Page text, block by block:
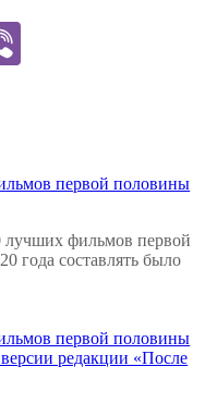
первой половины
лучших фильмов первой
года составлять было
первой половины
редакции «После